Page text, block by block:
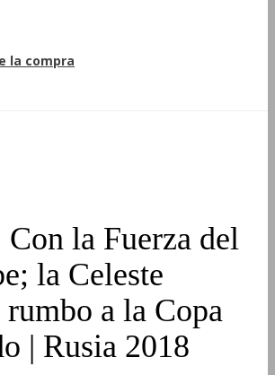
la compra
la Fuerza del
la Celeste
a la Copa
| Rusia 2018